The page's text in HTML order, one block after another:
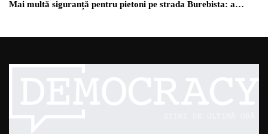
Mai multă siguranță pentru pietoni pe strada Burebista: a…